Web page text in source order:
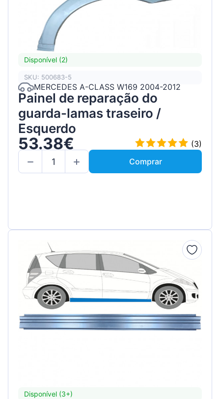
Disponível (2)
SKU: 500683-5
MERCEDES A-CLASS W169 2004-2012
Painel de reparação do
guarda-lamas traseiro /
Esquerdo
53.38€
(3)
Comprar
Disponível (3+)